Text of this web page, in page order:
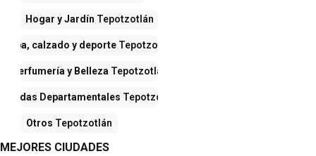
Hogar y Jardín Tepotzotlán
Ropa, calzado y deporte Tepotzotlán
Perfumería y Belleza Tepotzotlán
Departamentales Tepotzotlán
Otros Tepotzotlán
MEJORES CIUDADES